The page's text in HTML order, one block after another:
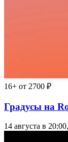
16+ от 2700 ₽
Градусы на
14 августа в